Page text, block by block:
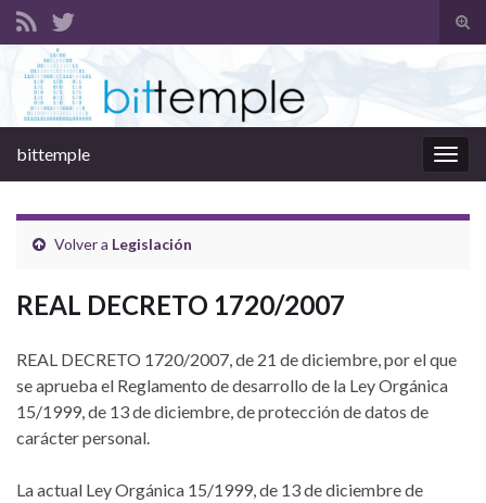
el
de
la
bittemple
Volver a Legislación
REAL DECRETO 1720/2007
REAL DECRETO 1720/2007, de 21 de diciembre, por el que
se aprueba el Reglamento de desarrollo de la Ley Orgánica
15/1999, de 13 de diciembre, de protección de datos de
carácter personal.
La actual Ley Orgánica 15/1999, de 13 de diciembre de